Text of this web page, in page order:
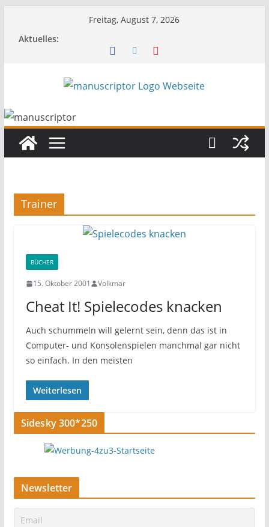
Freitag, August 7, 2026
Aktuelles:
Trainer
BÜCHER
15. Oktober 2001 Volkmar
Cheat It! Spielecodes knacken
Auch schummeln will gelernt sein, denn das ist in
Computer- und Konsolenspielen manchmal gar nicht
so einfach. In den meisten
Weiterlesen
Sidesky 300*250
Newsletter